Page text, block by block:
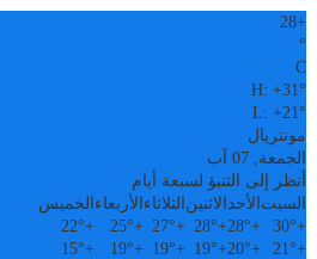
+
28
°
C
H:+31°
L:+21°
مونتريال
الجمعة, 07 آب
أنظر إلى التنبؤ لسبعة أيام
السبت الأحدالاثنين الثلاثاء الأربعاء الخميس
+
30°
+
28°
+
28°
+
27°
+
25°
+
22°
+
21°
+
20°
+
19°
+
19°
+
19°
+
15°